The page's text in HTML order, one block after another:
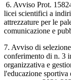
6. Avviso Prot.
licei scientifici a
attrezzature per le
comunicazione e
7. Avviso di
conferimento di n. 3
organizzativa e
l'educazione sportiva